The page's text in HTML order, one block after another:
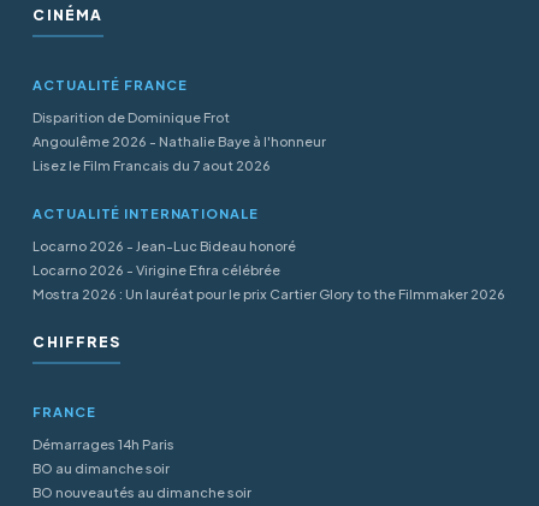
CINÉMA
ACTUALITÉ FRANCE
Disparition de Dominique Frot
Angoulême 2026 - Nathalie Baye à l'honneur
Lisez le Film Francais du 7 aout 2026
ACTUALITÉ INTERNATIONALE
Locarno 2026 - Jean-Luc Bideau honoré
Locarno 2026 - Virigine Efira célébrée
Mostra 2026 : Un lauréat pour le prix Cartier Glory to the Filmmaker 2026
CHIFFRES
FRANCE
Démarrages 14h Paris
BO au dimanche soir
BO nouveautés au dimanche soir